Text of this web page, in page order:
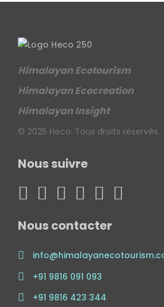
Himalayan Ecotourism
Himalayan Ecocreation
Himalayan Insight
© 2025 Heco. Tous droits réservés.
Nous suivre
Nous contacter
+91 9816 091 093
+91 9816 423 344